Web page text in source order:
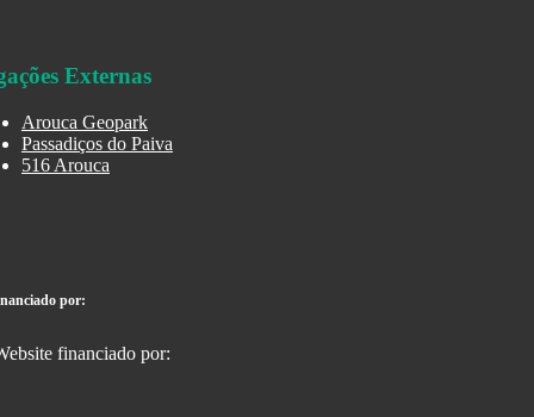
Externas
Arouca Geopark
Passadiços do Paiva
516 Arouca
por: